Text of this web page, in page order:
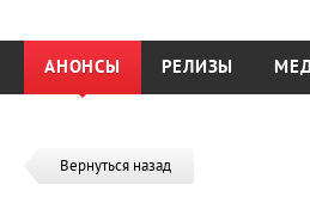
АНОНСЫ РЕЛИЗЫ
Вернуться назад